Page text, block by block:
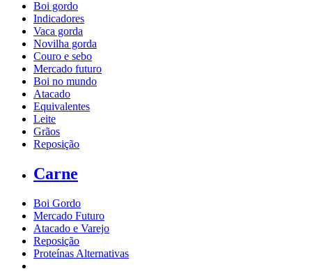
Boi gordo
Indicadores
Vaca gorda
Novilha gorda
Couro e sebo
Mercado futuro
Boi no mundo
Atacado
Equivalentes
Leite
Grãos
Reposição
Carne
Boi Gordo
Mercado Futuro
Atacado e Varejo
Reposição
Proteínas Alternativas